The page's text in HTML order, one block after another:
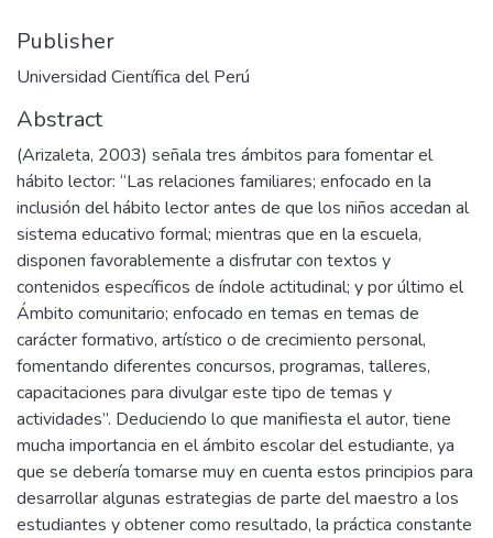
Publisher
Universidad Científica del Perú
Abstract
(Arizaleta, 2003) señala tres ámbitos para fomentar el
hábito lector: “Las relaciones familiares; enfocado en la
inclusión del hábito lector antes de que los niños accedan al
sistema educativo formal; mientras que en la escuela,
disponen favorablemente a disfrutar con textos y
contenidos específicos de índole actitudinal; y por último el
Ámbito comunitario; enfocado en temas en temas de
carácter formativo, artístico o de crecimiento personal,
fomentando diferentes concursos, programas, talleres,
capacitaciones para divulgar este tipo de temas y
actividades”. Deduciendo lo que manifiesta el autor, tiene
mucha importancia en el ámbito escolar del estudiante, ya
que se debería tomarse muy en cuenta estos principios para
desarrollar algunas estrategias de parte del maestro a los
estudiantes y obtener como resultado, la práctica constante